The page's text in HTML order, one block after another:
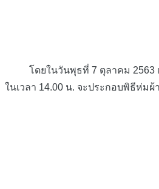
โดยในวันพุธที่ 7 ตุลาคม 2563 เว
ในเวลา 14.00 น. จะประกอบพิธีห่ม